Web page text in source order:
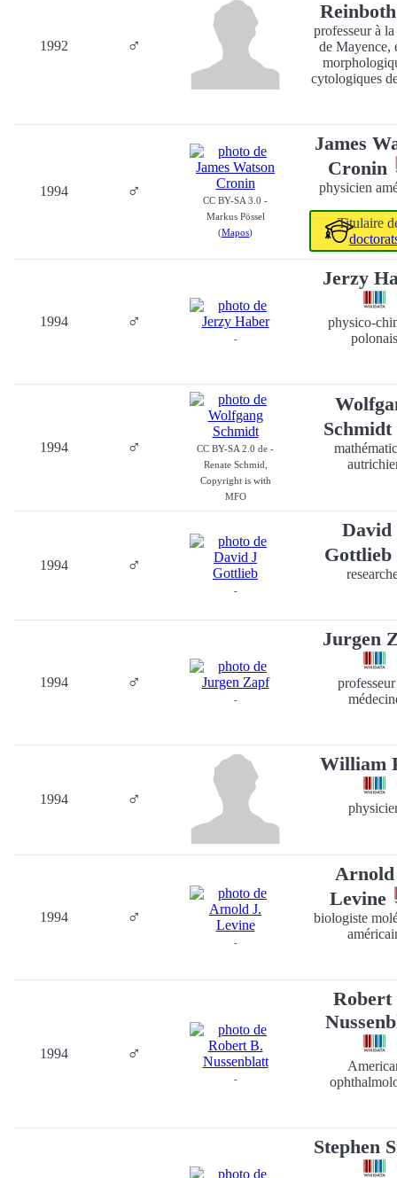
1992 ♂
professeur à
de Mayence,
cytologiques
1994 ♂
CC BY-SA 3.0 -
Markus Pössel
(Mapos)
James
Cronin
physicien
Titulaire
1994 ♂
-
Jerzy
physico-
polonais
1994 ♂
CC BY-SA 2.0 de -
Renate Schmid,
Copyright is with
MFO
Schmidt
1994 ♂
-
David
Gottlieb
1994 ♂
-
Jurgen
1994 ♂
William
1994 ♂
-
Levine
biologiste
1994 ♂
-
Robert
Stephen